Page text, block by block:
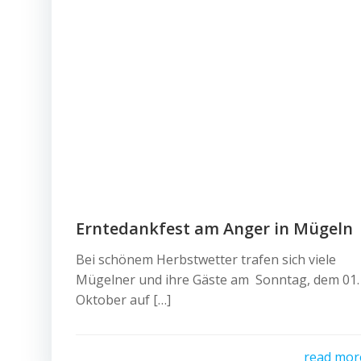
Erntedankfest am Anger in Mügeln
Bei schönem Herbstwetter trafen sich viele
Mügelner und ihre Gäste am Sonntag, dem 01.
Oktober auf […]
read